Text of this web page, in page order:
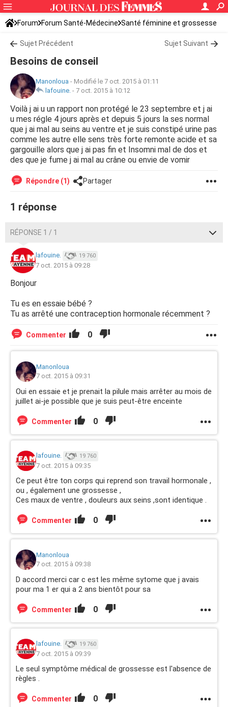
Forum Forum Santé-Médecine Santé féminine et grossesse
Sujet Précédent Sujet Suivant
Besoins de conseil
Manonloua - Modifié le 7 oct. 2015 à 01:11
lafouine. - 7 oct. 2015 à 10:12
Voilà j ai u un rapport non protégé le 23 septembre et j ai
u mes régle 4 jours après et depuis 5 jours la ses normal
que j ai mal au seins au ventre et je suis constipé urine pas
comme les autre elle sens très forte remonte acide et sa
gargouille alors que j ai pas fin et Insomni mal de dos et
des que je fume j ai mal au crâne ou envie de vomir
Répondre (1) Partager
1 réponse
RÉPONSE 1 / 1
lafouine. 19 760
7 oct. 2015 à 09:28
Bonjour
Tu es en essaie bébé ?
Tu as arrêté une contraception hormonale récemment ?
Commenter 0
Manonloua
7 oct. 2015 à 09:31
Oui en essaie et je prenait la pilule mais arrêter au mois de
juillet ai-je possible que je suis peut-être enceinte
Commenter 0
lafouine. 19 760
7 oct. 2015 à 09:35
Ce peut être ton corps qui reprend son travail hormonale ,
ou , également une grossesse ,
Ces maux de ventre , douleurs aux seins ,sont identique .
Commenter 0
Manonloua
7 oct. 2015 à 09:38
D accord merci car c est les même sytome que j avais
pour ma 1 er qui a 2 ans bientôt pour sa
Commenter 0
lafouine. 19 760
7 oct. 2015 à 09:39
Le seul symptôme médical de grossesse est l'absence de
règles .
Commenter 0